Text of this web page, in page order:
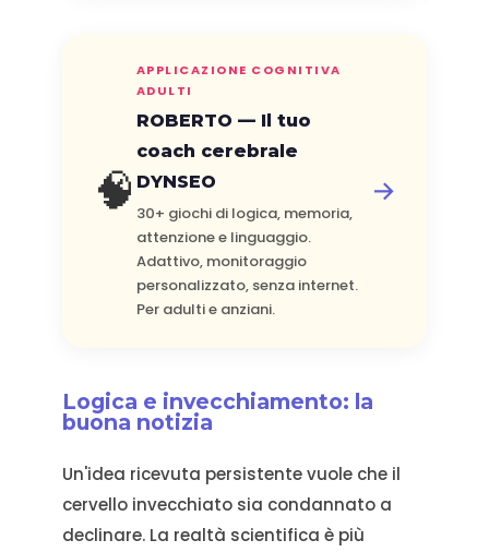
🧠
APPLICAZIONE COGNITIVA
ADULTI
ROBERTO — Il tuo
coach cerebrale
DYNSEO
30+ giochi di logica, memoria,
attenzione e linguaggio.
Adattivo, monitoraggio
personalizzato, senza internet.
Per adulti e anziani.
→
Logica e invecchiamento: la
buona notizia
Un'idea ricevuta persistente vuole che il
cervello invecchiato sia condannato a
declinare. La realtà scientifica è più